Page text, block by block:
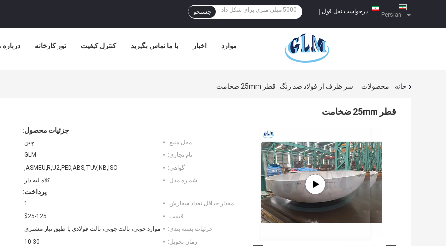
Persian درخواست نقل قول جستجو
درباره تور کارخانه کنترل کیفیت با ما تماس بگیرید اخبار موارد
خانه محصولات سر ظرف از فولاد ضد زنگ قطر 25mm ضخامت
قطر 25mm ضخامت
جزئیات محصول:
محل منبع:
چین
نام تجاری:
GLM
گواهی:
ASMEU,R,U2,PED,ABS,TUV,NB,ISO,
شماره مدل:
کلاه لبه دار
پرداخت:
مقدار حداقل تعداد سفارش:
1
قیمت:
$25-125
جزئیات بسته بندی:
موارد چوبی، پالت چوبی، پالت فولادی یا طبق نیاز مشتری
زمان تحویل:
10-30